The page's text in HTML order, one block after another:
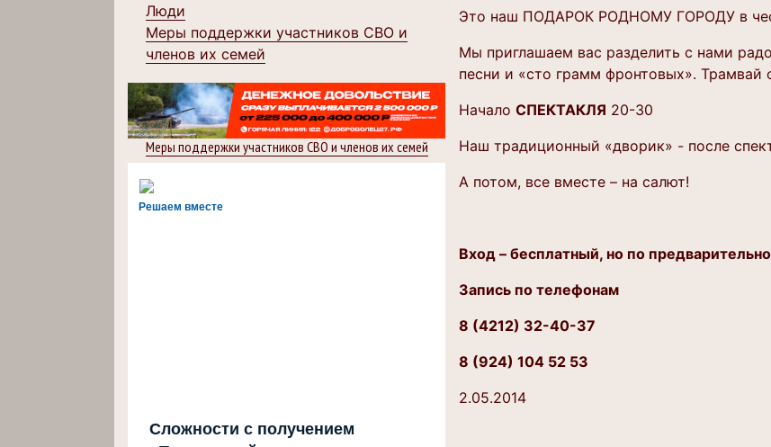
Люди
Меры поддержки участников СВО и
членов их семей
Меры поддержки участников СВО и членов их семей
Решаем вместе
Сложности с получением
Это наш ПОДАРОК РОДНОМУ ГОРОДУ в
Мы приглашаем вас разделить с нами
песни и «сто грамм фронтовых». Трамвай
НачалоСПЕКТАКЛЯ 20-30
Наш традиционный «дворик» - после
А потом, все вместе – на салют!
Вход – бесплатный, но по
Запись по телефонам
8 (4212) 32-40-37
8 (924) 104 52 53
2.05.2014